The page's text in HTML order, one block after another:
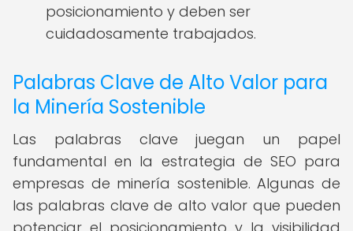
posicionamiento y deben ser
cuidadosamente trabajados.
Palabras Clave de Alto Valor para
la Minería Sostenible
Las palabras clave juegan un papel
fundamental en la estrategia de SEO para
empresas de minería sostenible. Algunas de
las palabras clave de alto valor que pueden